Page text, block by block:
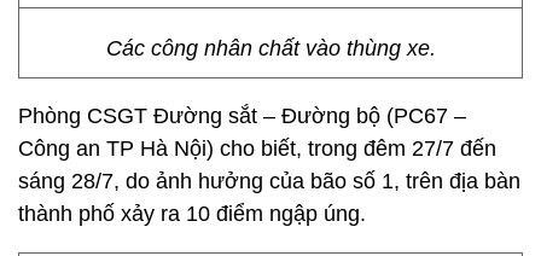
Các công nhân chất vào thùng xe.
Phòng CSGT Đường sắt – Đường bộ (PC67 –
Công an TP Hà Nội) cho biết, trong đêm 27/7 đến
sáng 28/7, do ảnh hưởng của bão số 1, trên địa bàn
thành phố xảy ra 10 điểm ngập úng.